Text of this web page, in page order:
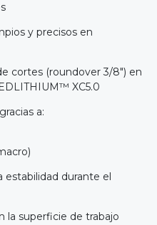
y precisos en
cortes (roundover 3/8") en
XC5.0
a:
estabilidad durante el
la superficie de trabajo